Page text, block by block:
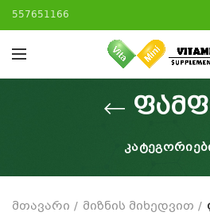
557651166
მთავარი მიზნის მიხედვით